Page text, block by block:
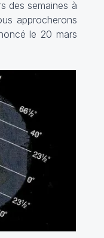
des semaines à
approcherons
le 20 mars